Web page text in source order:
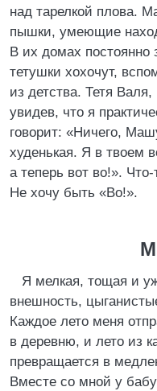
над тарелкой плова.
пышки, умеющие
В их домах постоянно
тетушки хохочут,
из детства. Тетя
увидев, что я
говорит: «Ничего,
худенькая. Я в твоем
а теперь вот во!».
Не хочу быть «Во!».
Я мелкая, тощая и
внешность,
Каждое лето меня
в деревню, и лето из
превращается в
Вместе со мной у